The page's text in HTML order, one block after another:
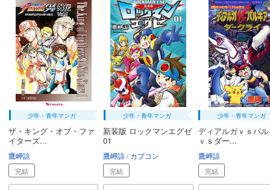
少年・青年マンガ
ザ・キング・オブ・ファ
イターズ...
鷹岬諒
完結
少年・青年マンガ
新装版 ロックマンエグゼ
01
鷹岬諒 カプコン
完結
少年・青年マンガ
ディアルガｖｓパ
ｖｓダー...
鷹岬諒
完結